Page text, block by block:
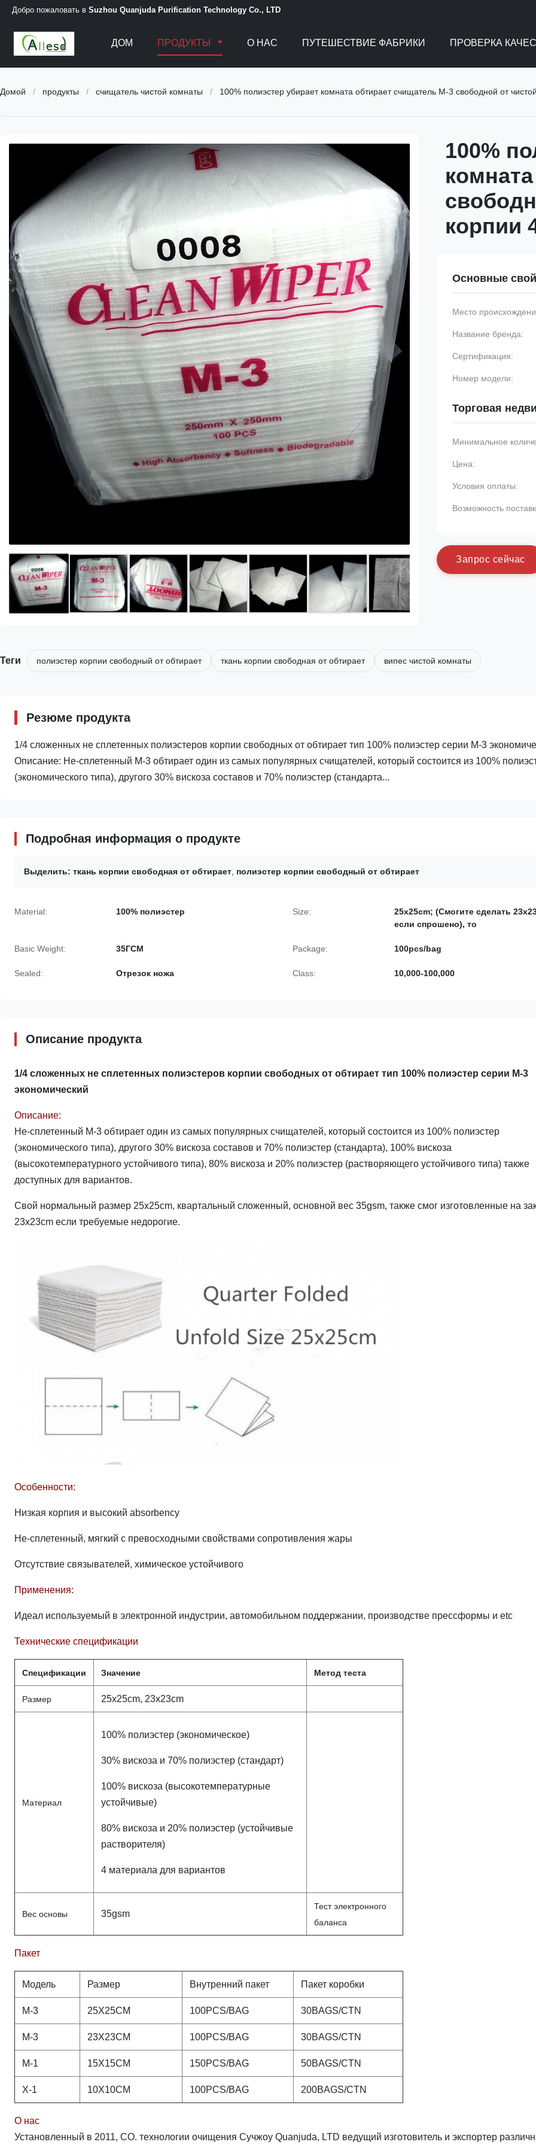
Добро пожаловать в Suzhou Quanjuda Purification Technology Co., LTD
ДОМ ПРОДУКТЫ О НАС ПУТЕШЕСТВИЕ ФАБРИКИ ПРОВЕРКА
Домой / продукты / счищатель чистой комнаты / 100% полиэстер убирает комната обтирает счищатель M-3 свободной от
100%
корпии
Основные
Место
Название бренда:
Сертификация:
Номер модели:
Торговая
Минимальное
Цена:
Условия оплаты:
Возможность
Запрос сейчас
Теги полиэстер корпии свободный от обтирает ткань корпии свободная от обтирает випес чистой комнаты
Резюме продукта
1/4 сложенных не сплетенных полиэстеров корпии свободных от обтирает тип 100% полиэстер серии M-3
Описание: Не-сплетенный M-3 обтирает один из самых популярных счищателей, который состоится из 100%
(экономического типа), другого 30% вискоза составов и 70% полиэстер (стандарта...
Подробная информация о продукте
Выделить: ткань корпии свободная от обтирает полиэстер корпии свободный от обтирает
Material: 100% полиэстер Size:
25x25cm; (Смогите сделать
если спрошено), то
Basic Weight: 35ГСМ Package: 100pcs/bag
Sealed: Отрезок ножа Class: 10,000-100,000
Описание продукта
1/4 сложенных не сплетенных полиэстеров корпии свободных от обтирает тип 100% полиэстер серии M-3
экономический
Описание:
Не-сплетенный M-3 обтирает один из самых популярных счищателей, который состоится из 100% полиэстер
(экономического типа), другого 30% вискоза составов и 70% полиэстер (стандарта), 100% вискоза
(высокотемпературного устойчивого типа), 80% вискоза и 20% полиэстер (растворяющего устойчивого типа) также
доступных для вариантов.
Свой нормальный размер 25x25cm, квартальный сложенный, основной вес 35gsm, также смог изготовленные на
23x23cm если требуемые недорогие.
Особенности:
Низкая корпия и высокий absorbency
Не-сплетенный, мягкий с превосходными свойствами сопротивления жары
Отсутствие связывателей, химическое устойчивого
Применения:
Идеал используемый в электронной индустрии, автомобильном поддержании, производстве прессформы и etc
Технические спецификации
Спецификации Значение Метод теста
Размер 25x25cm, 23x23cm
Материал
100% полиэстер (экономическое)
30% вискоза и 70% полиэстер (стандарт)
100% вискоза (высокотемпературные
устойчивые)
80% вискоза и 20% полиэстер (устойчивые
растворителя)
4 материала для вариантов
Вес основы 35gsm
Тест электронного
баланса
Пакет
Модель Размер Внутренний пакет Пакет коробки
M-3 25X25CM 100PCS/BAG 30BAGS/CTN
M-3 23X23CM 100PCS/BAG 30BAGS/CTN
M-1 15X15CM 150PCS/BAG 50BAGS/CTN
X-1 10X10CM 100PCS/BAG 200BAGS/CTN
О нас
Установленный в 2011, CO. технологии очищения Сучжоу Quanjuda, LTD ведущий изготовитель и экспортер